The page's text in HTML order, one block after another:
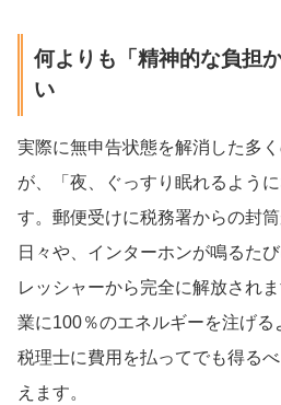
何よりも「精神的な負担
い
実際に無申告状態を解消した多
が、「夜、ぐっすり眠れるよう
す。郵便受けに税務署からの封
日々や、インターホンが鳴るた
レッシャーから完全に解放され
業に100％のエネルギーを注げる
税理士に費用を払ってでも得る
えます。